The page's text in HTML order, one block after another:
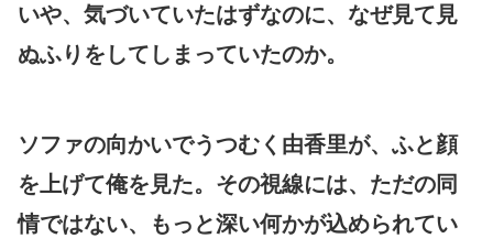
いや、気づいていたはずなのに、なぜ見て見
ぬふりをしてしまっていたのか。
ソファの向かいでうつむく由香里が、ふと顔
を上げて俺を見た。その視線には、ただの同
情ではない、もっと深い何かが込められてい